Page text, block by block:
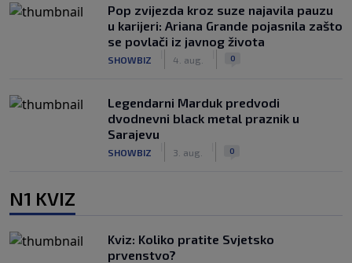
Pop zvijezda kroz suze najavila pauzu
u karijeri: Ariana Grande pojasnila zašto
se povlači iz javnog života
SHOWBIZ 4. aug. 0
Legendarni Marduk predvodi
dvodnevni black metal praznik u
Sarajevu
SHOWBIZ 3. aug. 0
N1 KVIZ
Kviz: Koliko pratite Svjetsko
prvenstvo?